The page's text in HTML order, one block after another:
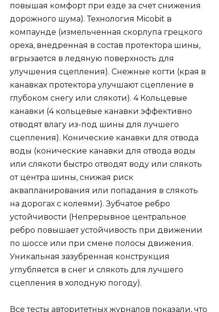
повышая комфорт при езде за счет снижения
дорожного шума). Технология Micobit в
компаунде (измельченная скорлупа грецкого
ореха, внедренная в состав протектора шины,
вгрызается в ледяную поверхность для
улучшения сцепления). Снежные когти (края в
канавках протектора улучшают сцепление в
глубоком снегу или слякоти). 4 Кольцевые
канавки (4 кольцевые канавки эффективно
отводят влагу из-под шины для лучшего
сцепления). Конические канавки для отвода
воды (конические канавки для отвода воды
или слякоти быстро отводят воду или слякоть
от центра шины, снижая риск
аквапланирования или попадания в слякоть
на дорогах с колеями). Зубчатое ребро
устойчивости (Непрерывное центральное
ребро повышает устойчивость при движении
по шоссе или при смене полосы движения.
Уникальная зазубренная конструкция
углубляется в снег и слякоть для лучшего
сцепления в холодную погоду).
Все тесты авторитетных журналов показали, что